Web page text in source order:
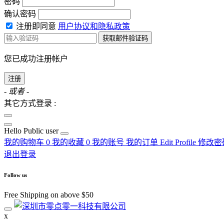
确认密码
注册即同意 用户协议和隐私政策
获取邮件验证码
您已成功注册帐户
注册
- 或者 -
其它方式登录 :
Hello Public user
我的购物车 0 我的收藏 0 我的账号 我的订单 Edit Profile 修改密
退出登录
Follow us
Free Shipping on above $50
x